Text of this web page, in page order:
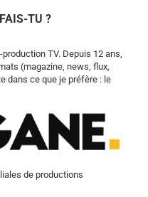
TU ?
TV. Depuis 12 ans,
(magazine, news, flux,
dans ce que je préfère : le
de productions